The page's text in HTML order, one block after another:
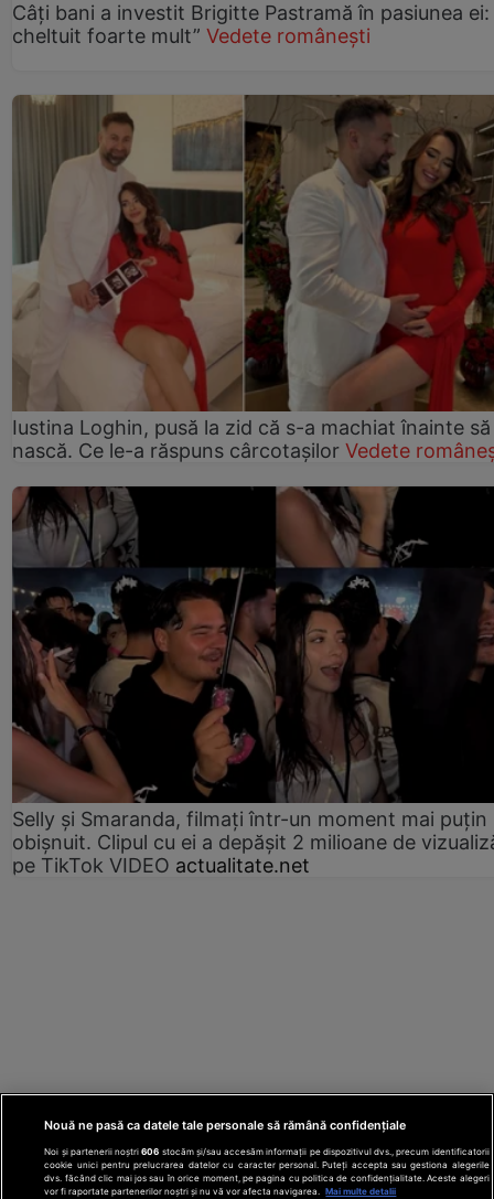
Câți bani a investit Brigitte Pastramă în pasiunea ei:
cheltuit foarte mult” Vedete românești
Iustina Loghin, pusă la zid că s-a machiat înainte să
nască. Ce le-a răspuns cârcotașilor Vedete
Selly și Smaranda, filmați într-un moment mai puțin
obișnuit. Clipul cu ei a depășit 2 milioane de
pe TikTok VIDEO actualitate.net
Nouă ne pasă ca datele tale personale să rămână confidențiale
Noi și partenerii noștri606 stocăm și/sau accesăm informații pe dispozitivul dvs., precum identificatorii
cookie unici pentru prelucrarea datelor cu caracter personal. Puteți accepta sau gestiona alegerile
dvs. făcând clic mai jos sau în orice moment, pe pagina cu politica de confidențialitate. Aceste alegeri
vor fi raportate partenerilor noștri și nu vă vor afecta navigarea.
Mai multe detalii